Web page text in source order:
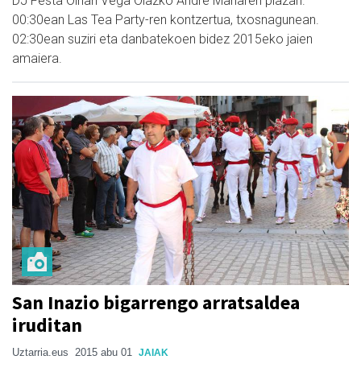
00:30ean Las Tea Party-ren kontzertua, txosnagunean.
02:30ean suziri eta danbatekoen bidez 2015eko jaien
amaiera.
San Inazio bigarrengo arratsaldea
iruditan
Uztarria.eus 2015 abu 01 JAIAK